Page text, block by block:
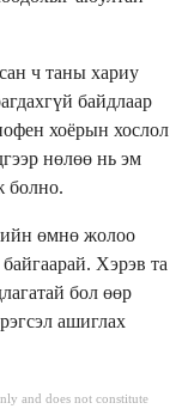
ч таны хариу
байдлаар
хоёрын хослол
нөлөө нь эм
болно.
өмнө жолоо
Хэрэв та
бол өөр
ашиглах
and does not constitute